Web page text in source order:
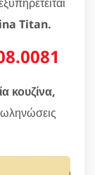
Titan.
κουζίνα,